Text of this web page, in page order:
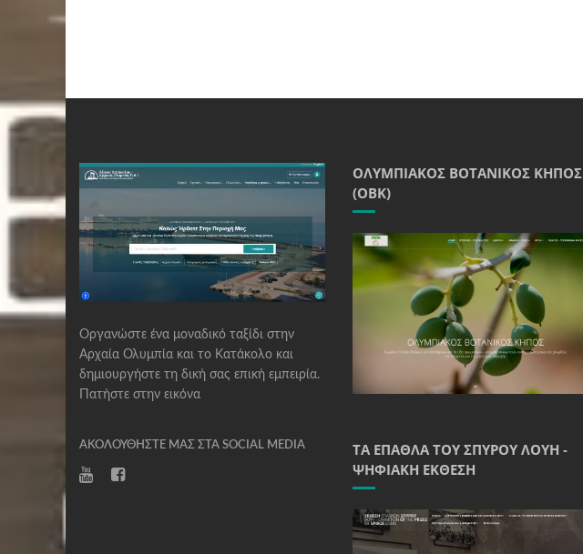
Οργανώστε ένα μοναδικό ταξίδι στην
Αρχαία Ολυμπία και το Κατάκολο και
δημιουργήστε τη δική σας επική εμπειρία.
Πατήστε στην εικόνα
ΑΚΟΛΟΥΘΉΣΤΕ ΜΑΣ ΣΤΑ SOCIAL MEDIA
ΟΛΥΜΠΙΑΚΌΣ ΒΟΤΑΝΙΚΌΣ ΚΉΠΟΣ
(ΟΒΚ)
ΤΑ ΈΠΑΘΛΑ ΤΟΥ ΣΠΎΡΟΥ ΛΟΎΗ -
ΨΗΦΙΑΚΉ ΈΚΘΕΣΗ